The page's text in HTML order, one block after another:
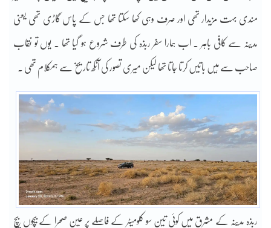
مندی بہت مزیدار تھی اور صرف وہی کھا سکتا تھا جس کے پاس گاڑی تھی یعنی
مدینہ سے کافی باہر ۔ اب ہمارا سفر ربذہ کی طرف شروع ہو گیا تھا ۔ یوں تو نقاب
صاحب سے مَیں باتیں کرتا جاتا تھا لیکن میری تصور کی آنکھ تاریخ سے ہمکلام تھی ۔
ربذہ مدینہ کے مشرق میں کوئی تین سو کلومیٹر کے فاصلے پر عین صحرا کے بیچوں بیچ